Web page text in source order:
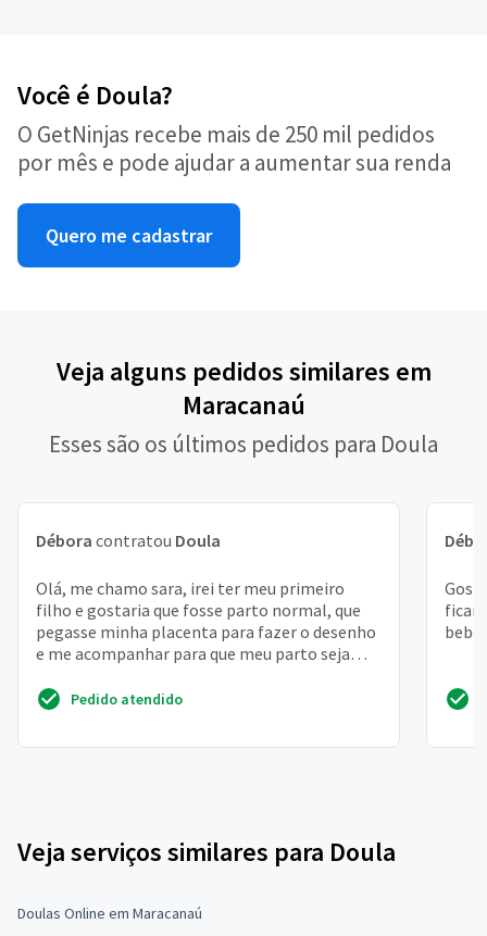
Você é Doula?
O GetNinjas recebe mais de 250 mil pedidos
por mês e pode ajudar a aumentar sua renda
Quero me cadastrar
Veja alguns pedidos similares em
Maracanaú
Esses são os últimos pedidos para Doula
Débora contratou Doula
Olá, me chamo sara, irei ter meu primeiro
filho e gostaria que fosse parto normal, que
pegasse minha placenta para fazer o desenho
e me acompanhar para que meu parto seja
Pedido atendido
ficar
bebê
Veja serviços similares para Doula
Doulas Online em Maracanaú